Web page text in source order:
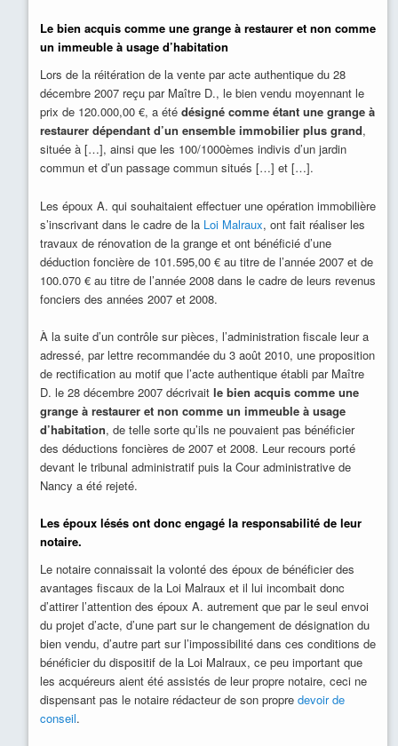
Le bien acquis comme une grange à restaurer et non comme
un immeuble à usage d’habitation
Lors de la réitération de la vente par acte authentique du 28
décembre 2007 reçu par Maître D., le bien vendu moyennant le
prix de 120.000,00 €, a été désigné comme étant une grange à
restaurer dépendant d’un ensemble immobilier plus grand,
située à […], ainsi que les 100/1000èmes indivis d’un jardin
commun et d’un passage commun situés […] et […].
Les époux A. qui souhaitaient effectuer une opération immobilière
s’inscrivant dans le cadre de la Loi Malraux, ont fait réaliser les
travaux de rénovation de la grange et ont bénéficié d’une
déduction foncière de 101.595,00 € au titre de l’année 2007 et de
100.070 € au titre de l’année 2008 dans le cadre de leurs revenus
fonciers des années 2007 et 2008.
À la suite d’un contrôle sur pièces, l’administration fiscale leur a
adressé, par lettre recommandée du 3 août 2010, une proposition
de rectification au motif que l’acte authentique établi par Maître
D. le 28 décembre 2007 décrivait le bien acquis comme une
grange à restaurer et non comme un immeuble à usage
d’habitation, de telle sorte qu’ils ne pouvaient pas bénéficier
des déductions foncières de 2007 et 2008. Leur recours porté
devant le tribunal administratif puis la Cour administrative de
Nancy a été rejeté.
Les époux lésés ont donc engagé la responsabilité de leur
notaire.
Le notaire connaissait la volonté des époux de bénéficier des
avantages fiscaux de la Loi Malraux et il lui incombait donc
d’attirer l’attention des époux A. autrement que par le seul envoi
du projet d’acte, d’une part sur le changement de désignation du
bien vendu, d’autre part sur l’impossibilité dans ces conditions de
bénéficier du dispositif de la Loi Malraux, ce peu important que
les acquéreurs aient été assistés de leur propre notaire, ceci ne
dispensant pas le notaire rédacteur de son propre devoir de
conseil.